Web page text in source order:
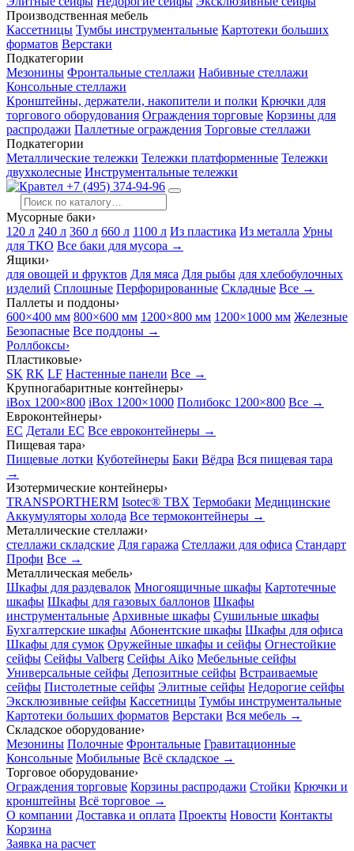
Производственная мебель
Кассетницы Тумбы инструментальные Картотеки больших
форматов Верстаки
Подкатегории
Мезонины Фронтальные стеллажи Набивные стеллажи
Консольные стеллажи
Кронштейны, держатели, накопители и полки Крючки для
торгового оборудования Ограждения торговые Корзины для
распродажи Паллетные ограждения Торговые стеллажи
Подкатегории
Металлические тележки Тележки платформенные Тележки
двухколесные Инструментальные тележки
+7 (495) 374-94-96
Мусорные баки›
120 л 240 л 360 л 660 л 1100 л Из пластика Из металла Урны
для ТКО Все баки для мусора →
Ящики›
для овощей и фруктов Для мяса Для рыбы для хлебобулочных
изделий Сплошные Перфорированные Складные Все →
Паллеты и поддоны›
600×400 мм 800×600 мм 1200×800 мм 1200×1000 мм Железные
Безопасные Все поддоны →
Роллбоксы›
Пластиковые›
SK RK LF Настенные панели Все →
Крупногабаритные контейнеры›
iBox 1200×800 iBox 1200×1000 Полибокс 1200×800 Все →
Евроконтейнеры›
EC Детали EC Все евроконтейнеры →
Пищевая тара›
Пищевые лотки Куботейнеры Баки Вёдра Вся пищевая тара
→
Изотермические контейнеры›
TRANSPORTHERM Isotec® TBX Термобаки Медицинские
Аккумуляторы холода Все термоконтейнеры →
Металлические стеллажи›
стеллажи складские Для гаража Стеллажи для офиса Стандарт
Профи Все →
Металлическая мебель›
Шкафы для раздевалок Многоящичные шкафы Картотечные
шкафы Шкафы для газовых баллонов Шкафы
инструментальные Архивные шкафы Сушильные шкафы
Бухгалтерские шкафы Абонентские шкафы Шкафы для офиса
Шкафы для сумок Оружейные шкафы и сейфы Огнестойкие
сейфы Сейфы Valberg Сейфы Aiko Мебельные сейфы
Универсальные сейфы Депозитные сейфы Встраиваемые
сейфы Пистолетные сейфы Элитные сейфы Недорогие сейфы
Эксклюзивные сейфы Кассетницы Тумбы инструментальные
Картотеки больших форматов Верстаки Вся мебель →
Складское оборудование›
Мезонины Полочные Фронтальные Гравитационные
Консольные Мобильные Всё складское →
Торговое оборудование›
Ограждения торговые Корзины распродажи Стойки Крючки и
кронштейны Всё торговое →
О компании Доставка и оплата Проекты Новости Контакты
Корзина
Заявка на расчет